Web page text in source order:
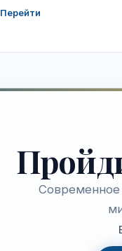
Перейти
Современное